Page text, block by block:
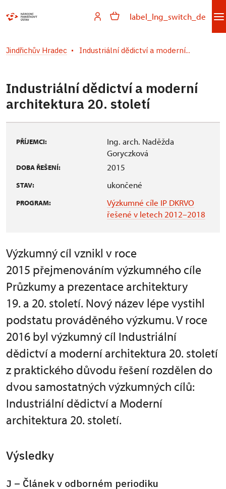
label_lng_switch_de
Jindřichův Hradec Industriální dědictví a moderní...
Industriální dědictví a moderní
architektura 20. století
PŘÍJEMCI:
Ing. arch. Naděžda
Goryczková
DOBA ŘEŠENÍ: 2015
STAV: ukončené
PROGRAM:
Výzkumné cíle IP DKRVO
řešené v letech 2012–2018
Výzkumný cíl vznikl v roce
2015 přejmenováním výzkumného cíle
Průzkumy a prezentace architektury
19. a 20. století. Nový název lépe vystihl
podstatu prováděného výzkumu. V roce
2016 byl výzkumný cíl Industriální
dědictví a moderní architektura 20. století
z praktického důvodu řešení rozdělen do
dvou samostatných výzkumných cílů:
Industriální dědictví a Moderní
architektura 20. století.
Výsledky
J – Článek v odborném periodiku